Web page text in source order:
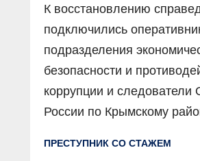
К восстановлению
подключились
подразделения
безопасности и
коррупции и
России по Крымскому
ПРЕСТУПНИК СО СТАЖЕМ